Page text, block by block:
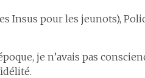
Insus pour les jeunots),
je n’avais pas